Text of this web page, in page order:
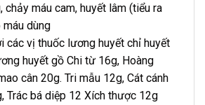
chảy máu cam, huyết lâm (tiểu ra
dùng
các vị thuốc lương huyết chỉ huyết
huyết gồ Chi từ 16g, Hoàng
cân 20g. Tri mẫu 12g, Cát cánh
Trác bá diệp 12 Xích thược 12g